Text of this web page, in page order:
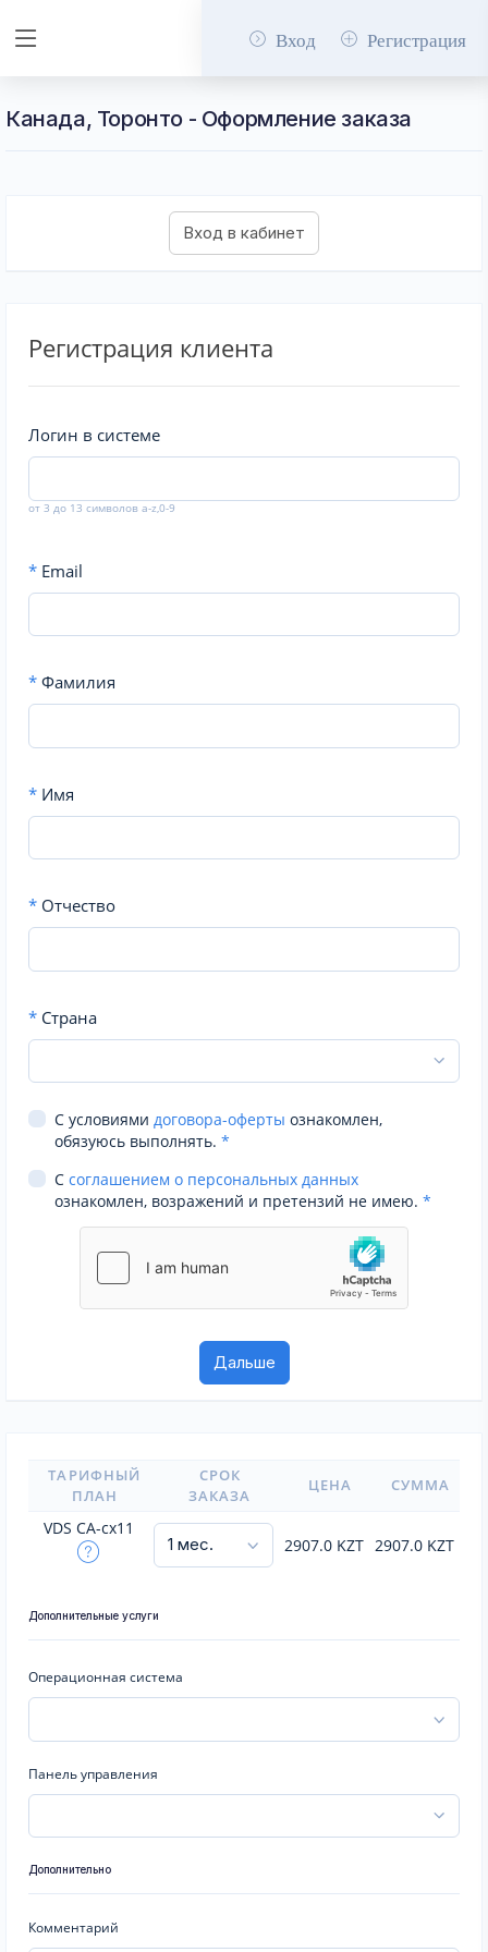
Вход Регистрация
Канада, Торонто - Оформление заказа
Регистрация клиента
Логин в системе
от 3 до 13 символов a-z,0-9
* Email
* Фамилия
* Имя
* Отчество
* Страна
С условиями договора-оферты ознакомлен,
обязуюсь выполнять. *
С соглашением о персональных данных
ознакомлен, возражений и претензий не имею. *
ТАРИФНЫЙ
ПЛАН
СРОК
ЗАКАЗА
ЦЕНА СУММА
VDS CA-cx11
2907.0 KZT 2907.0 KZT
Дополнительные услуги
Операционная система
Панель управления
Дополнительно
Комментарий